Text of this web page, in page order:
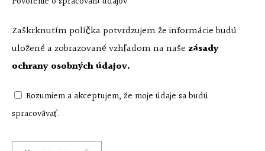
Zaškrknutím políčka potvrdzujem že informácie budú
uložené a zobrazované vzhľadom na naše zásady
ochrany osobných údajov.
Rozumiem a akceptujem, že moje údaje sa budú
spracovávať.